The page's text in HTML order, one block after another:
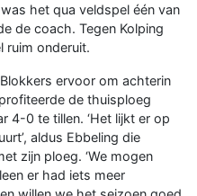
het qua veldspel één van
de coach. Tegen Kolping
ruim onderuit.
ervoor om achterin
de thuisploeg
4-0 te tillen. ‘Het lijkt er op
aldus Ebbeling die
zijn ploeg. ‘We mogen
er had iets meer